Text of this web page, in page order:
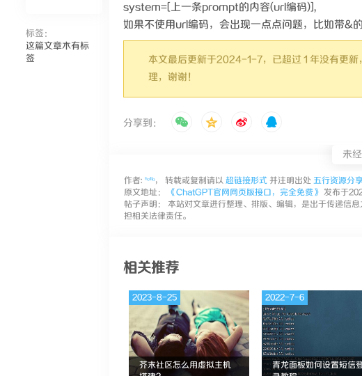
标签：
这篇文章木有标
签
system=[上一条prompt的内容(url编码)],
如果不使用url编码，会出现一点点问题，比如带&
本文最后更新于2024-1-7，已超过 1 年没有更
理，谢谢！
分享到：
未
作者: ᑋᵉᑊᑊᵒ， 转载或复制请以 超链接形式 并注明出处 五行资源分
原文地址：
《ChatGPT官网网页版接口，完全免费》 发布于
帖子声明： 本站对文章进行整理、排版、编辑，是出于传递信
担相关法律责任。
相关推荐
芥末社区怎么用虚拟主机
2023-8-25
青龙面板如何设置短信
2022-7-6